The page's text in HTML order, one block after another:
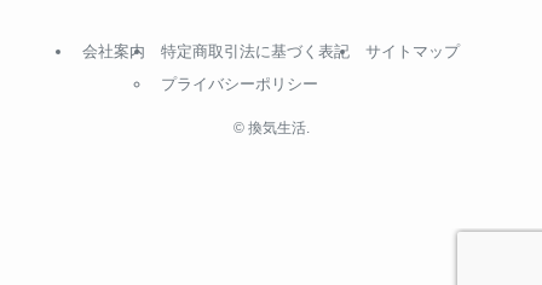
会社案内
特定商取引法に基づく表記
プライバシーポリシー
サイトマップ
©換気生活.